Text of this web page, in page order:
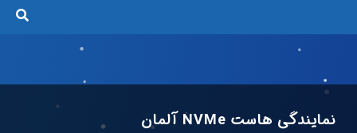
نمایندگی هاست NVMe آلمان